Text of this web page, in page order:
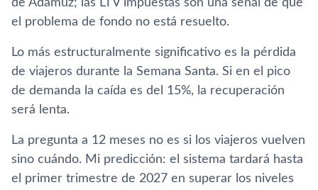
de Adamuz; las LTV impuestas son una señal de que
el problema de fondo no está resuelto.
Lo más estructuralmente significativo es la pérdida
de viajeros durante la Semana Santa. Si en el pico
de demanda la caída es del 15%, la recuperación
será lenta.
La pregunta a 12 meses no es si los viajeros vuelven
sino cuándo. Mi predicción: el sistema tardará hasta
el primer trimestre de 2027 en superar los niveles